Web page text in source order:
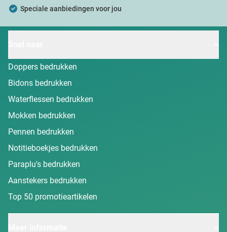
Speciale aanbiedingen voor jou
Doppers bedrukken
Bidons bedrukken
Waterflessen bedrukken
Mokken bedrukken
Pennen bedrukken
Notitieboekjes bedrukken
Paraplu's bedrukken
Aanstekers bedrukken
Top 50 promotieartikelen